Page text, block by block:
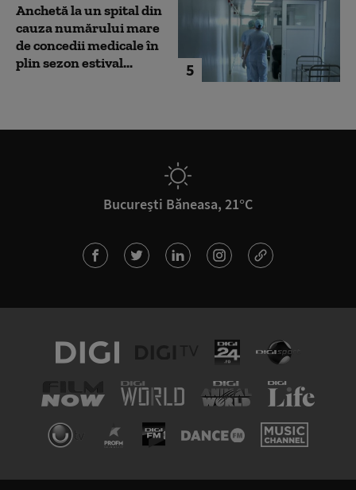
5
Anchetă la un spital din
cauza numărului mare
de concedii medicale în
plin sezon estival...
București Băneasa, 21°C